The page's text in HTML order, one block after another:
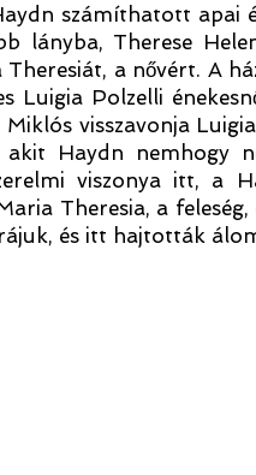
számíthatott apai
lányba, Therese
a nővért. A
Luigia Polzelli
visszavonja
Haydn nemhogy
viszonya itt, a
Theresia, a feleség,
és itt hajtották